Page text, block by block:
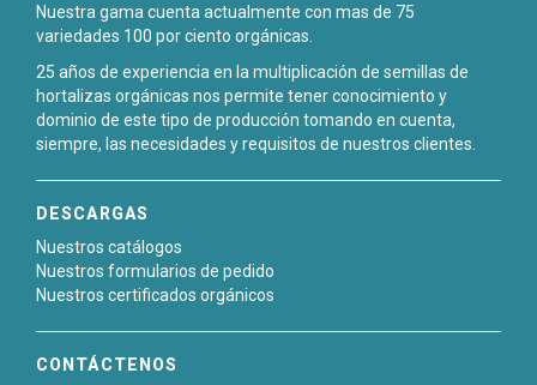
Nuestra gama cuenta actualmente con mas de 75
variedades 100 por ciento orgánicas.
25 años de experiencia en la multiplicación de semillas de
hortalizas orgánicas nos permite tener conocimiento y
dominio de este tipo de producción tomando en cuenta,
siempre, las necesidades y requisitos de nuestros clientes.
DESCARGAS
Nuestros catálogos
Nuestros formularios de pedido
Nuestros certificados orgánicos
CONTÁCTENOS